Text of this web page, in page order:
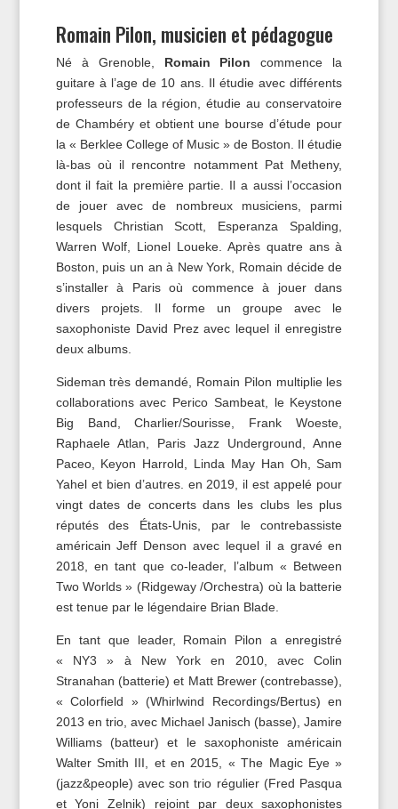
Romain Pilon, musicien et pédagogue
Né à Grenoble, Romain Pilon commence la
guitare à l’age de 10 ans. Il étudie avec différents
professeurs de la région, étudie au conservatoire
de Chambéry et obtient une bourse d’étude pour
la « Berklee College of Music » de Boston. Il étudie
là-bas où il rencontre notamment Pat Metheny,
dont il fait la première partie. Il a aussi l’occasion
de jouer avec de nombreux musiciens, parmi
lesquels Christian Scott, Esperanza Spalding,
Warren Wolf, Lionel Loueke. Après quatre ans à
Boston, puis un an à New York, Romain décide de
s’installer à Paris où commence à jouer dans
divers projets. Il forme un groupe avec le
saxophoniste David Prez avec lequel il enregistre
deux albums.
Sideman très demandé, Romain Pilon multiplie les
collaborations avec Perico Sambeat, le Keystone
Big Band, Charlier/Sourisse, Frank Woeste,
Raphaele Atlan, Paris Jazz Underground, Anne
Paceo, Keyon Harrold, Linda May Han Oh, Sam
Yahel et bien d’autres. en 2019, il est appelé pour
vingt dates de concerts dans les clubs les plus
réputés des États-Unis, par le contrebassiste
américain Jeff Denson avec lequel il a gravé en
2018, en tant que co-leader, l’album « Between
Two Worlds » (Ridgeway /Orchestra) où la batterie
est tenue par le légendaire Brian Blade.
En tant que leader, Romain Pilon a enregistré
« NY3 » à New York en 2010, avec Colin
Stranahan (batterie) et Matt Brewer (contrebasse),
« Colorfield » (Whirlwind Recordings/Bertus) en
2013 en trio, avec Michael Janisch (basse), Jamire
Williams (batteur) et le saxophoniste américain
Walter Smith III, et en 2015, « The Magic Eye »
(jazz&people) avec son trio régulier (Fred Pasqua
et Yoni Zelnik) rejoint par deux saxophonistes